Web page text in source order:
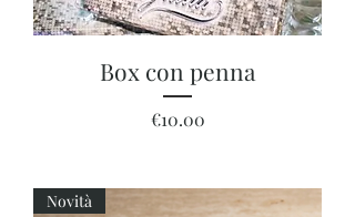
Box con penna
Price
€10.00
Novità